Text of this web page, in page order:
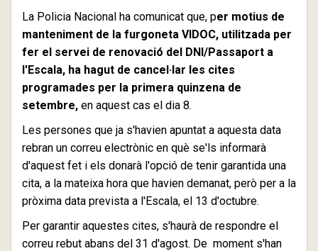
La Policia Nacional ha comunicat que, per motius de
manteniment de la furgoneta VIDOC, utilitzada per
fer el servei de renovació del DNI/Passaport a
l'Escala, ha hagut de cancel·lar les cites
programades per la primera quinzena de
setembre, en aquest cas el dia 8.
Les persones que ja s'havien apuntat a aquesta data
rebran un correu electrònic en què se'ls informarà
d'aquest fet i els donarà l'opció de tenir garantida una
cita, a la mateixa hora que havien demanat, però per a la
pròxima data prevista a l'Escala, el 13 d'octubre.
Per garantir aquestes cites, s'haurà de respondre el
correu rebut abans del 31 d'agost. De moment s'han